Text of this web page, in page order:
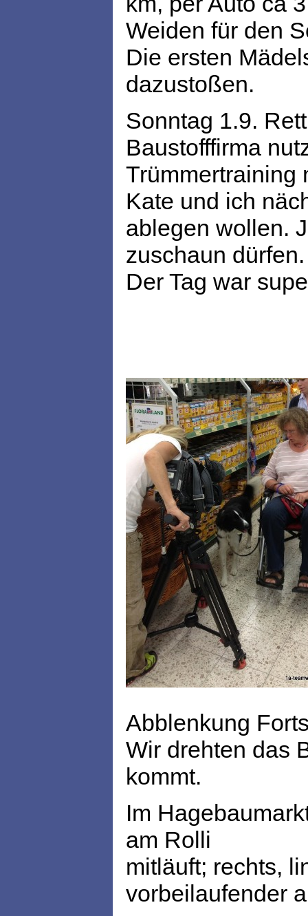
Weiden für den
Die ersten
dazustoßen.
Sonntag 1.9.
Baustofffirma
Trümmertraining
Kate und ich
ablegen wollen.
zuschaun
Der Tag war
Abblenkung
Wir drehten das
kommt.
Im
am Rolli
mitläuft; rechts,
vorbeilaufender